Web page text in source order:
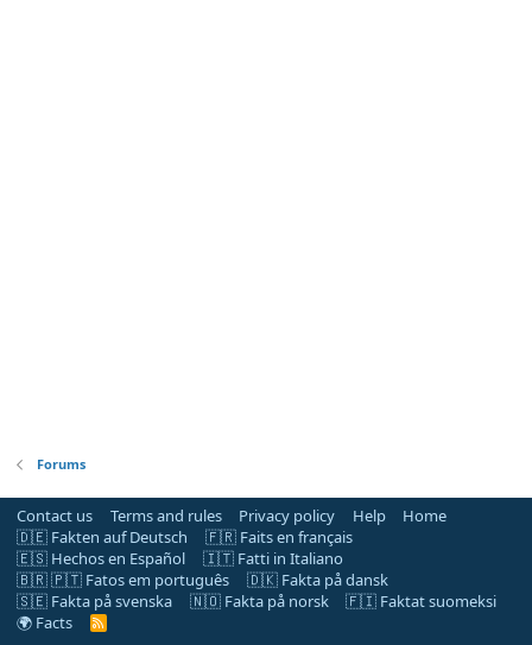
Forums
Contact us Terms and rules Privacy policy Help
Home
🇩🇪 Fakten auf Deutsch
🇫🇷 Faits en français
🇪🇸 Hechos en Español
🇮🇹 Fatti in Italiano
🇧🇷 🇵🇹 Fatos em português
🇩🇰 Fakta på dansk
🇸🇪 Fakta på svenska
🇳🇴 Fakta på norsk
🇫🇮 Faktat suomeksi
🌍 Facts
R